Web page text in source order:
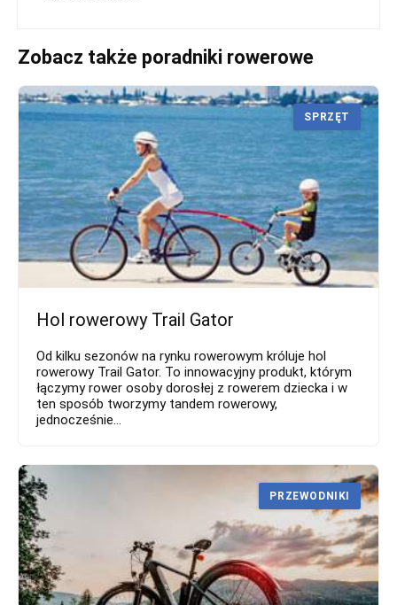
Zobacz także poradniki rowerowe
Hol rowerowy Trail Gator
Od kilku sezonów na rynku rowerowym króluje hol
rowerowy Trail Gator. To innowacyjny produkt, którym
łączymy rower osoby dorosłej z rowerem dziecka i w
ten sposób tworzymy tandem rowerowy,
jednocześnie...
SPRZĘT
PRZEWODNIKI